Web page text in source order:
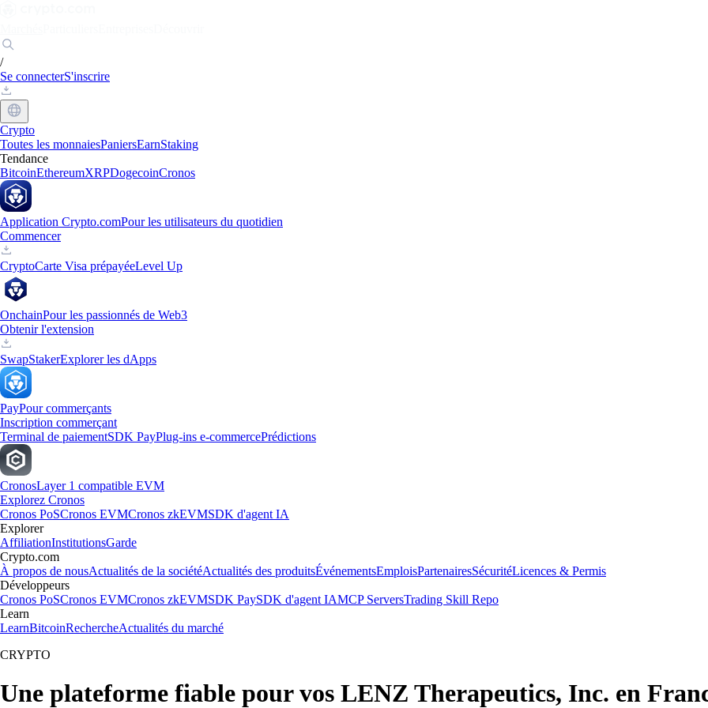
/
Se connecterS'inscrire
Crypto
Toutes les monnaiesPaniersEarnStaking
Tendance
BitcoinEthereumXRPDogecoinCronos
Application Crypto.comPour les utilisateurs du quotidien
Commencer
CryptoCarte Visa prépayéeLevel Up
OnchainPour les passionnés de Web3
Obtenir l'extension
SwapStakerExplorer les dApps
PayPour commerçants
Inscription commerçant
Terminal de paiementSDK PayPlug-ins e-commercePrédictions
CronosLayer 1 compatible EVM
Explorez Cronos
Cronos PoSCronos EVMCronos zkEVMSDK d'agent IA
Explorer
AffiliationInstitutionsGarde
Crypto.com
À propos de nousActualités de la sociétéActualités des produitsÉvénementsEmploisPartenairesSécuritéLicences & Permis
Développeurs
Cronos PoSCronos EVMCronos zkEVMSDK PaySDK d'agent IAMCP ServersTrading Skill Repo
Learn
LearnBitcoinRechercheActualités du marché
CRYPTO
Une plateforme fiable pour vos LENZ Therapeutics, Inc. en